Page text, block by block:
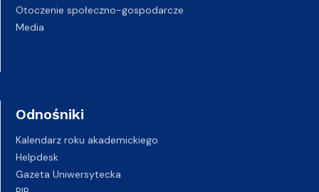
Otoczenie społeczno-gospodarcze
Media
Odnośniki
Kalendarz roku akademickiego
Helpdesk
Gazeta Uniwersytecka